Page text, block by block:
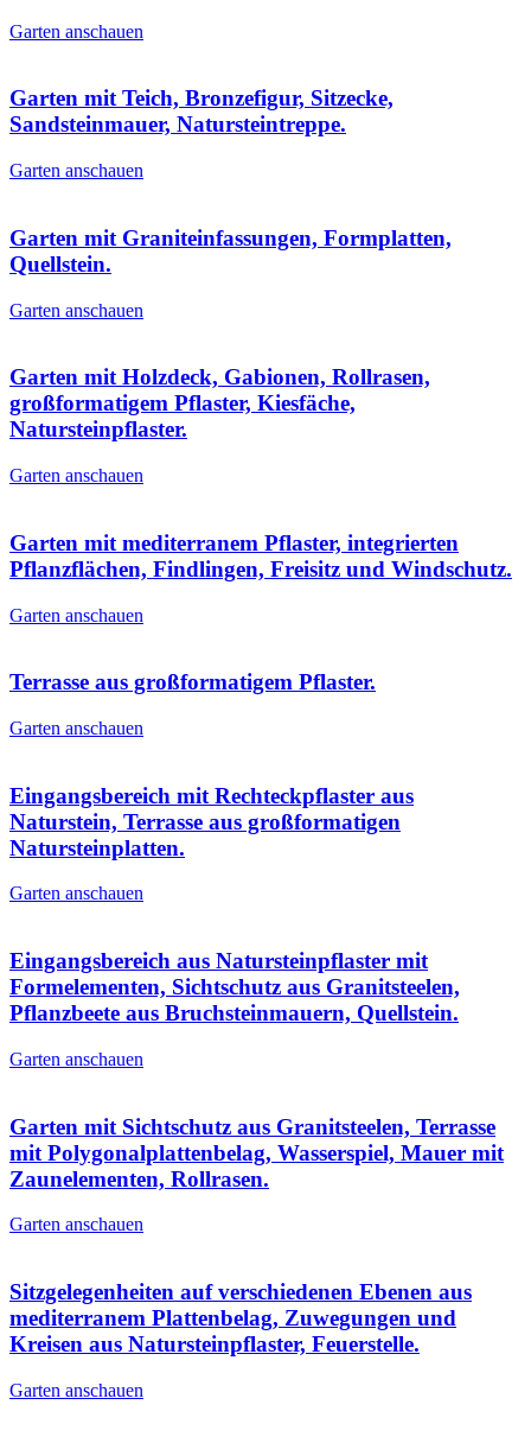
Garten anschauen
Garten mit Teich, Bronzefigur, Sitzecke,
Sandsteinmauer, Natursteintreppe.
Garten anschauen
Garten mit Graniteinfassungen, Formplatten,
Quellstein.
Garten anschauen
Garten mit Holzdeck, Gabionen, Rollrasen,
großformatigem Pflaster, Kiesfäche,
Natursteinpflaster.
Garten anschauen
Garten mit mediterranem Pflaster, integrierten
Pflanzflächen, Findlingen, Freisitz und Windschutz.
Garten anschauen
Terrasse aus großformatigem Pflaster.
Garten anschauen
Eingangsbereich mit Rechteckpflaster aus
Naturstein, Terrasse aus großformatigen
Natursteinplatten.
Garten anschauen
Eingangsbereich aus Natursteinpflaster mit
Formelementen, Sichtschutz aus Granitsteelen,
Pflanzbeete aus Bruchsteinmauern, Quellstein.
Garten anschauen
Garten mit Sichtschutz aus Granitsteelen, Terrasse
mit Polygonalplattenbelag, Wasserspiel, Mauer mit
Zaunelementen, Rollrasen.
Garten anschauen
Sitzgelegenheiten auf verschiedenen Ebenen aus
mediterranem Plattenbelag, Zuwegungen und
Kreisen aus Natursteinpflaster, Feuerstelle.
Garten anschauen